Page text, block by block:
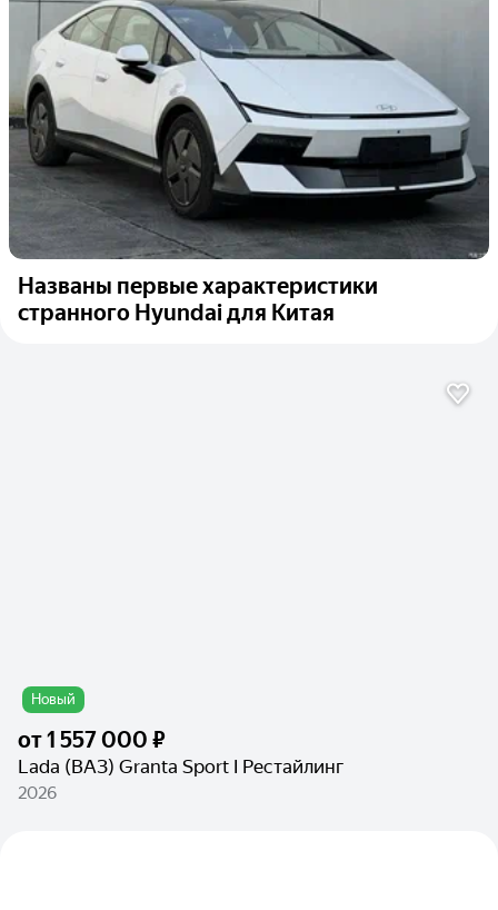
Названы первые характеристики
странного Hyundai для Китая
Новый
от1 557 000 ₽
Lada (ВАЗ) Granta Sport I Рестайлинг
2026